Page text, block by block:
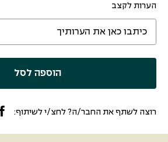
הערות לקצב
הוספה לסל
רוצה לשתף את החבר/ה? לחצ/י לשיתוף: